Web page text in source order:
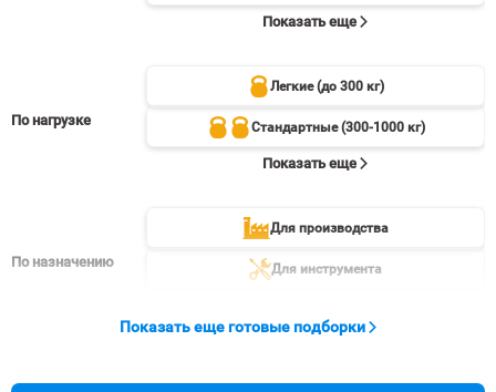
Показать еще
По нагрузке
Легкие (до 300 кг)
Стандартные (300-1000 кг)
Показать еще
По назначению
Для производства
Для инструмента
Показать еще готовые подборки